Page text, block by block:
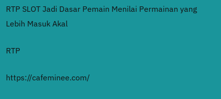
RTP SLOT Jadi Dasar Pemain Menilai Permainan yang
Lebih Masuk Akal
RTP
https://cafeminee.com/